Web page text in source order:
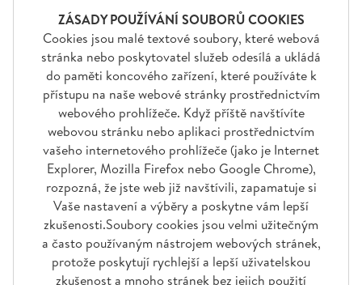
ZÁSADY POUŽÍVÁNÍ SOUBORŮ COOKIES
Cookies jsou malé textové soubory, které webová
stránka nebo poskytovatel služeb odesílá a ukládá
do paměti koncového zařízení, které používáte k
přístupu na naše webové stránky prostřednictvím
webového prohlížeče. Když příště navštívíte
webovou stránku nebo aplikaci prostřednictvím
vašeho internetového prohlížeče (jako je Internet
Explorer, Mozilla Firefox nebo Google Chrome),
rozpozná, že jste web již navštívili, zapamatuje si
Vaše nastavení a výběry a poskytne vám lepší
zkušenosti.Soubory cookies jsou velmi užitečným
a často používaným nástrojem webových stránek,
protože poskytují rychlejší a lepší uživatelskou
zkušenost a mnoho stránek bez jejich použití